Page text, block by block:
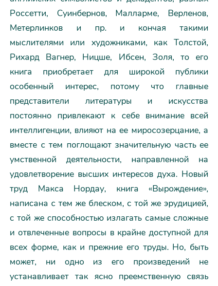
Россетти, Суинбернов, Малларме, Верленов,
Метерлинков и пр. и кончая такими
мыслителями или художниками, как Толстой,
Рихард Вагнер, Ницше, Ибсен, Золя, то его
книга приобретает для широкой публики
особенный интерес, потому что главные
представители литературы и искусства
постоянно привлекают к себе внимание всей
интеллигенции, влияют на ее миросозерцание, а
вместе с тем поглощают значительную часть ее
умственной деятельности, направленной на
удовлетворение высших интересов духа. Новый
труд Макса Нордау, книга «Вырождение»,
написана с тем же блеском, с той же эрудицией,
с той же способностью излагать самые сложные
и отвлеченные вопросы в крайне доступной для
всех форме, как и прежние его труды. Но, быть
может, ни одно из его произведений не
устанавливает так ясно преемственную связь